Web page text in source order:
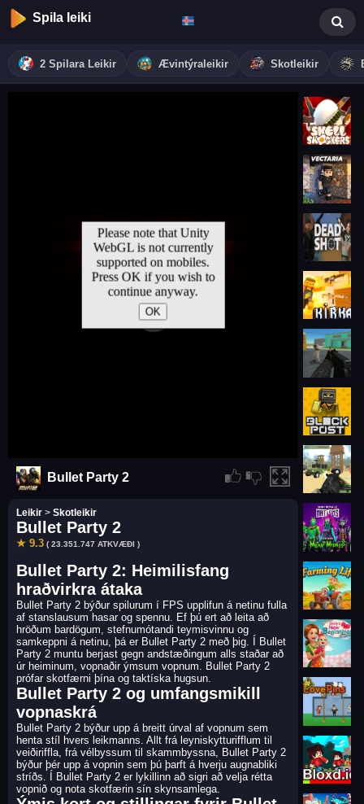
Spila leiki
2 Spilara Leikir Ævintýraleikir Skotleikir
Bullet Party 2
Leikir > Skotleikir
Bullet Party 2
★ 9.3 ( 23.351.747 ATKVÆÐI )
Bullet Party 2: Heimilisfang
hraðvirkra átaka
Bullet Party 2 býður spilurum í FPS upplifun á netinu fulla
af stanslausum hasar og spennu. Ef þú ert að leita að
hröðum bardögum, stefnumótandi teymisvinnu og
samkeppni á netinu, þá er Bullet Party 2 með þig. Í Bullet
Party 2 muntu berjast gegn andstæðingum alls staðar að
úr heiminum, vopnaðir ýmsum vopnum. Bullet Party 2
prófar skotfærni þína og taktíska hugsun.
Bullet Party 2 og umfangsmikill
vopnaskrá
Bullet Party 2 býður upp á breitt úrval af vopnum sem
henta stíl hvers leikmanns. Allt frá leyniskytturifflum til
veiðiriffla, frá vélbyssum til skammbyssna, Bullet Party 2
býður þér upp á vopnin sem þú þarft á hverju augnabliki
stríðs. Í Bullet Party 2 er lykillinn að sigri að velja rétta
vopnið og nota skotfærin sín skynsamlega.